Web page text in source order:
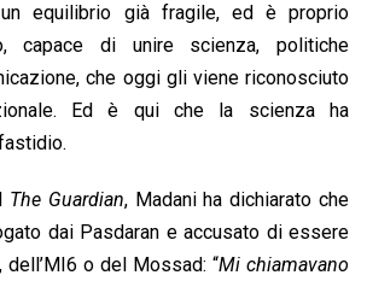
un equilibrio già fragile, ed è proprio
capace di unire scienza, politiche
che oggi gli viene riconosciuto
Ed è qui che la scienza ha
The Guardian, Madani ha dichiarato che
dai Pasdaran e accusato di essere
dell’MI6 o del Mossad: “Mi chiamavano